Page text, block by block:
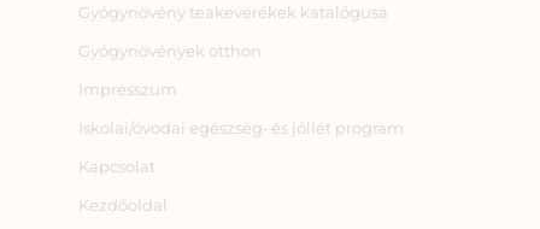
Gyógynövény teakeverékek katalógusa
Gyógynövények otthon
Impresszum
Iskolai/óvodai egészség‑ és jóllét program
Kapcsolat
Kezdőoldal